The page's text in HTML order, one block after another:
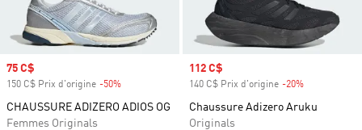
Prix soldé
75 C$
150 C$ Prix d'origine -50%
CHAUSSURE ADIZERO ADIOS OG
Femmes Originals
Prix soldé
112 C$
140 C$ Prix d'origine -20%
Chaussure Adizero Aruku
Originals